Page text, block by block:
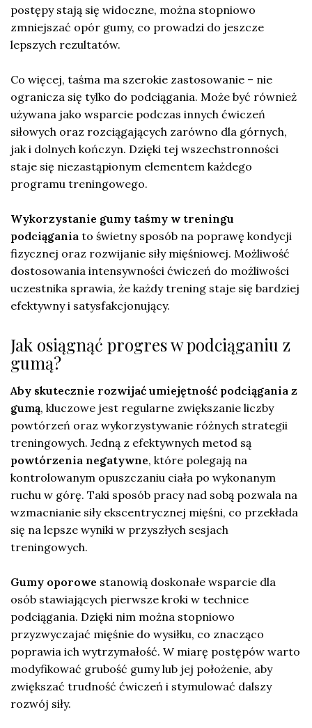
postępy stają się widoczne, można stopniowo
zmniejszać opór gumy, co prowadzi do jeszcze
lepszych rezultatów.
Co więcej, taśma ma szerokie zastosowanie – nie
ogranicza się tylko do podciągania. Może być również
używana jako wsparcie podczas innych ćwiczeń
siłowych oraz rozciągających zarówno dla górnych,
jak i dolnych kończyn. Dzięki tej wszechstronności
staje się niezastąpionym elementem każdego
programu treningowego.
Wykorzystanie gumy taśmy w treningu
podciągania to świetny sposób na poprawę kondycji
fizycznej oraz rozwijanie siły mięśniowej. Możliwość
dostosowania intensywności ćwiczeń do możliwości
uczestnika sprawia, że każdy trening staje się bardziej
efektywny i satysfakcjonujący.
Jak osiągnąć progres w podciąganiu z
gumą?
Aby skutecznie rozwijać umiejętność podciągania z
gumą, kluczowe jest regularne zwiększanie liczby
powtórzeń oraz wykorzystywanie różnych strategii
treningowych. Jedną z efektywnych metod są
powtórzenia negatywne, które polegają na
kontrolowanym opuszczaniu ciała po wykonanym
ruchu w górę. Taki sposób pracy nad sobą pozwala na
wzmacnianie siły ekscentrycznej mięśni, co przekłada
się na lepsze wyniki w przyszłych sesjach
treningowych.
Gumy oporowe stanowią doskonałe wsparcie dla
osób stawiających pierwsze kroki w technice
podciągania. Dzięki nim można stopniowo
przyzwyczajać mięśnie do wysiłku, co znacząco
poprawia ich wytrzymałość. W miarę postępów warto
modyfikować grubość gumy lub jej położenie, aby
zwiększać trudność ćwiczeń i stymulować dalszy
rozwój siły.